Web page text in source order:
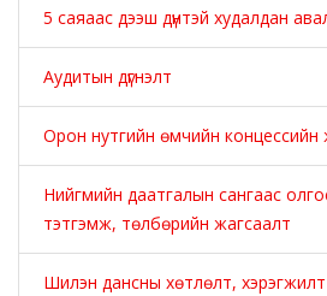
5 саяаас дээш дүнтэй худалдан
Аудитын дүгнэлт
Орон нутгийн өмчийн концессийн
Нийгмийн даатгалын сангаас
тэтгэмж, төлбөрийн жагсаалт
Шилэн дансны хөтлөлт, хэрэгжилт